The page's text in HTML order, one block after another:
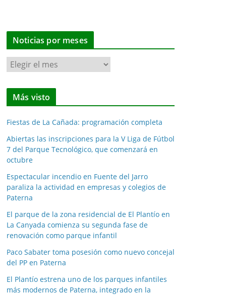
Noticias por meses
N
o
t
i
a
s
p
o
r
m
e
s
e
s
Más visto
Fiestas de La Cañada: programación completa
Abiertas las inscripciones para la V Liga de Fútbol
7 del Parque Tecnológico, que comenzará en
octubre
Espectacular incendio en Fuente del Jarro
paraliza la actividad en empresas y colegios de
Paterna
El parque de la zona residencial de El Plantío en
La Canyada comienza su segunda fase de
renovación como parque infantil
Paco Sabater toma posesión como nuevo concejal
del PP en Paterna
El Plantío estrena uno de los parques infantiles
más modernos de Paterna, integrado en la